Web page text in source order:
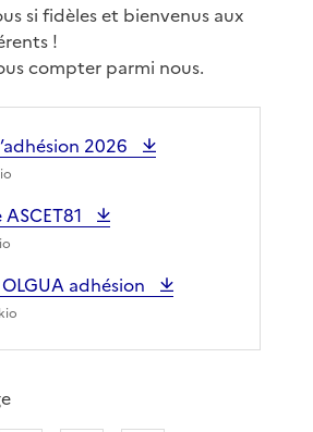
si fidèles et bienvenus aux
!
compter parmi nous.
2026
OLGUA adhésion